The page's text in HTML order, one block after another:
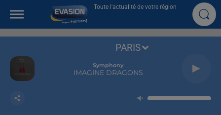
Toute l'actualité de votre région
Symphony
IMAGINE DRAGONS
PARIS